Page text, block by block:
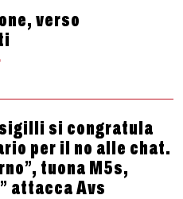
verso
si congratula
per il no alle chat.
tuona M5s,
attacca Avs